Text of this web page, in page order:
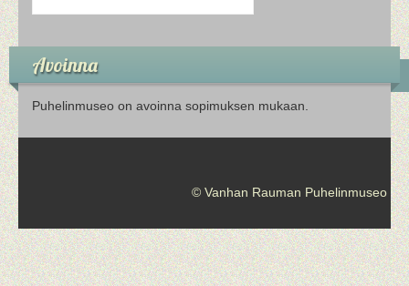
Avoinna
Puhelinmuseo on avoinna sopimuksen mukaan.
© Vanhan Rauman Puhelinmuseo